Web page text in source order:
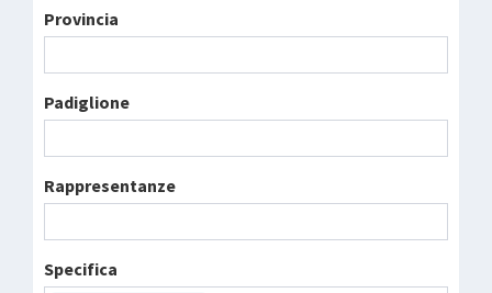
Provincia
Padiglione
Rappresentanze
Specifica